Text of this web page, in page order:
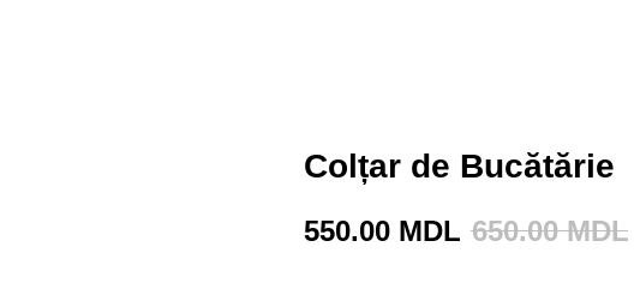
Colțar de Bucătărie
550.00 MDL 650.00 MDL